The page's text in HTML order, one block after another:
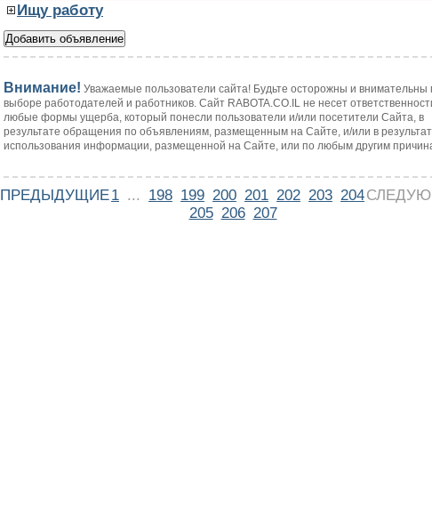
Ищу работу
Внимание! Уважаемые пользователи сайта! Будьте осторожны и внимательны
выборе работодателей и работников. Сайт RABOTA.CO.IL не несет
любые формы ущерба, который понесли пользователи и/или посетители Сайта, в
результате обращения по объявлениям, размещенным на Сайте, и/или в
использования информации, размещенной на Сайте, или по любым другим
ПРЕДЫДУЩИЕ1 ... 198 199 200 201 202 203 204
205 206 207